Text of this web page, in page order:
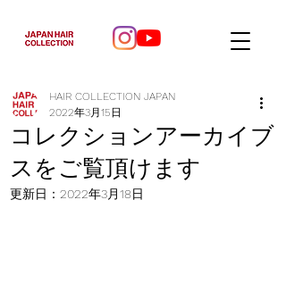
コレクションアーカイブ
スをご覧頂けます
HAIR COLLECTION JAPAN
2022年3月15日
更新日： 2022年3月18日